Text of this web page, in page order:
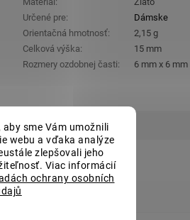
sme Vám umožnili
webu a vďaka analýze
zlepšovali jeho
Viac informácií
ochrany osobních
Určené pre:
Dámske
Orientačná hmotnosť:
2,15 g
Celková výška:
15 mm
Rozmery ozdobnej časti: 6 mm x 6 mm